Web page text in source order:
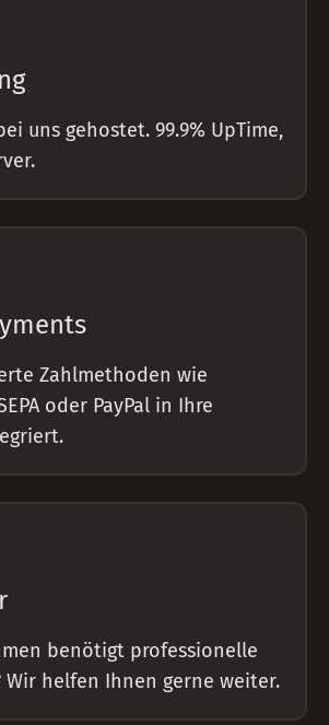
uns gehostet. 99.9% UpTime,
Zahlmethoden wie
oder PayPal in Ihre
benötigt professionelle
Wir helfen Ihnen gerne weiter.